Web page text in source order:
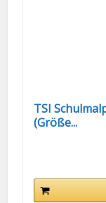
TSI
(Größe...